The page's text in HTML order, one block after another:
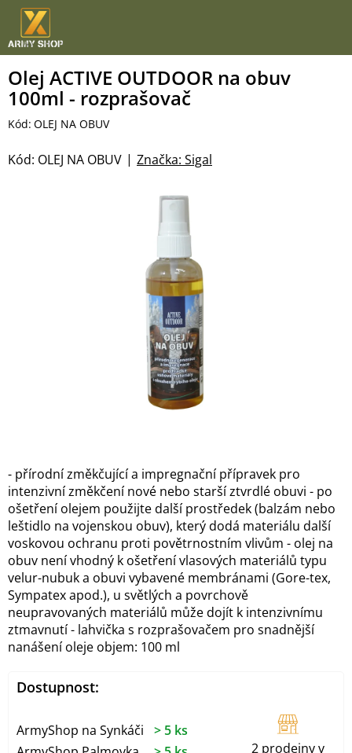
Přejít
obsah
Olej ACTIVE OUTDOOR na obuv
100ml - rozprašovač
Kód: OLEJ NA OBUV
Značka: Sigal
Kód: OLEJ NA OBUV
- přírodní změkčující a impregnační přípravek pro
intenzivní změkčení nové nebo starší ztvrdlé obuvi - po
ošetření olejem použijte další prostředek (balzám nebo
leštidlo na vojenskou obuv), který dodá materiálu další
voskovou ochranu proti povětrnostním vlivům - olej na
obuv není vhodný k ošetření vlasových materiálů typu
velur-nubuk a obuvi vybavené membránami (Gore-tex,
Sympatex apod.), u světlých a povrchově
neupravovaných materiálů může dojít k intenzivnímu
ztmavnutí - lahvička s rozprašovačem pro snadnější
nanášení oleje objem: 100 ml
Dostupnost:
ArmyShop na Synkáči
> 5 ks
2 prodejny v